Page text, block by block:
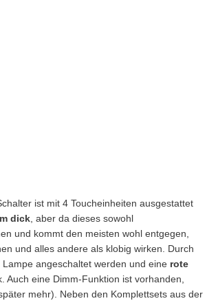
ist mit 4 Toucheinheiten ausgestattet
dick, aber da dieses sowohl
und kommt den meisten wohl entgegen,
und alles andere als klobig wirken. Durch
angeschaltet werden und eine rote
Auch eine Dimm-Funktion ist vorhanden,
mehr). Neben den Komplettsets aus der